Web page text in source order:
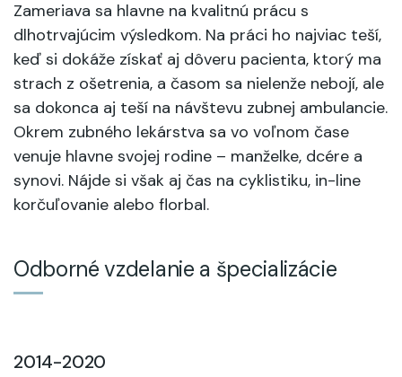
Zameriava sa hlavne na kvalitnú prácu s
dlhotrvajúcim výsledkom. Na práci ho najviac teší,
keď si dokáže získať aj dôveru pacienta, ktorý ma
strach z ošetrenia, a časom sa nielenže nebojí, ale
sa dokonca aj teší na návštevu zubnej ambulancie.
Okrem zubného lekárstva sa vo voľnom čase
venuje hlavne svojej rodine – manželke, dcére a
synovi. Nájde si však aj čas na cyklistiku, in-line
korčuľovanie alebo florbal.
Odborné vzdelanie a špecializácie
2014-2020